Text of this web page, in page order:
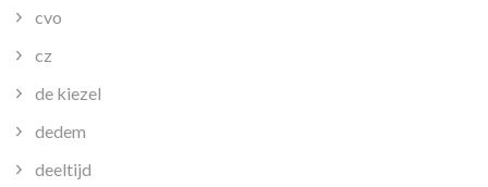
cvo
cz
de kiezel
dedem
deeltijd